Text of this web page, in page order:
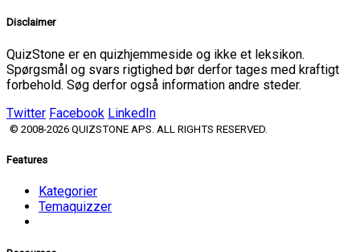
Disclaimer
QuizStone er en quizhjemmeside og ikke et leksikon.
Spørgsmål og svars rigtighed bør derfor tages med kraftigt
forbehold. Søg derfor også information andre steder.
Twitter Facebook LinkedIn
© 2008-2026 QUIZSTONE APS. ALL RIGHTS RESERVED.
Features
Kategorier
Temaquizzer